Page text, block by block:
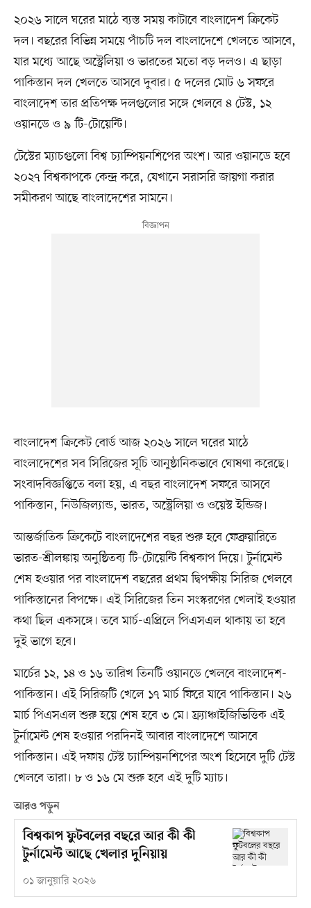
২০২৬ সালে ঘরের মাঠে ব্যস্ত সময় কাটাবে বাংলাদেশ ক্রিকেট
দল। বছরের বিভিন্ন সময়ে পাঁচটি দল বাংলাদেশে খেলতে আসবে,
যার মধ্যে আছে অস্ট্রেলিয়া ও ভারতের মতো বড় দলও। এ ছাড়া
পাকিস্তান দল খেলতে আসবে দুবার। ৫ দলের মোট ৬ সফরে
বাংলাদেশ তার প্রতিপক্ষ দলগুলোর সঙ্গে খেলবে ৪ টেস্ট, ১২
ওয়ানডে ও ৯ টি-টোয়েন্টি।
টেস্টের ম্যাচগুলো বিশ্ব চ্যাম্পিয়নশিপের অংশ। আর ওয়ানডে হবে
২০২৭ বিশ্বকাপকে কেন্দ্র করে, যেখানে সরাসরি জায়গা করার
সমীকরণ আছে বাংলাদেশের সামনে।
বাংলাদেশ ক্রিকেট বোর্ড আজ ২০২৬ সালে ঘরের মাঠে
বাংলাদেশের সব সিরিজের সূচি আনুষ্ঠানিকভাবে ঘোষণা করেছে।
সংবাদবিজ্ঞপ্তিতে বলা হয়, এ বছর বাংলাদেশ সফরে আসবে
পাকিস্তান, নিউজিল্যান্ড, ভারত, অস্ট্রেলিয়া ও ওয়েস্ট ইন্ডিজ।
আন্তর্জাতিক ক্রিকেটে বাংলাদেশের বছর শুরু হবে ফেব্রুয়ারিতে
ভারত-শ্রীলঙ্কায় অনুষ্ঠিতব্য টি-টোয়েন্টি বিশ্বকাপ দিয়ে। টুর্নামেন্ট
শেষ হওয়ার পর বাংলাদেশ বছরের প্রথম দ্বিপক্ষীয় সিরিজ খেলবে
পাকিস্তানের বিপক্ষে। এই সিরিজের তিন সংস্করণের খেলাই হওয়ার
কথা ছিল একসঙ্গে। তবে মার্চ-এপ্রিলে পিএসএল থাকায় তা হবে
দুই ভাগে হবে।
মার্চের ১২, ১৪ ও ১৬ তারিখ তিনটি ওয়ানডে খেলবে বাংলাদেশ-
পাকিস্তান। এই সিরিজটি খেলে ১৭ মার্চ ফিরে যাবে পাকিস্তান। ২৬
মার্চ পিএসএল শুরু হয়ে শেষ হবে ৩ মে। ফ্র্যাঞ্চাইজিভিত্তিক এই
টুর্নামেন্ট শেষ হওয়ার পরদিনই আবার বাংলাদেশে আসবে
পাকিস্তান। এই দফায় টেস্ট চ্যাম্পিয়নশিপের অংশ হিসেবে দুটি টেস্ট
খেলবে তারা। ৮ ও ১৬ মে শুরু হবে এই দুটি ম্যাচ।
আরও পড়ুন
বিশ্বকাপ ফুটবলের বছরে আর কী কী
টুর্নামেন্ট আছে খেলার দুনিয়ায়
০১ জানুয়ারি ২০২৬